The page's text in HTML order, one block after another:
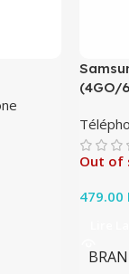
(4GO/
Out of
479.00